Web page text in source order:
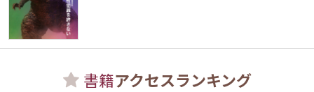
書籍アクセスランキング